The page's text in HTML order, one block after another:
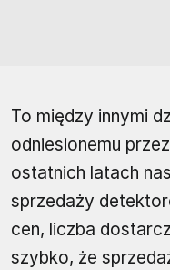
To między innymi
odniesionemu
ostatnich latach
sprzedaży
cen, liczba
szybko, że